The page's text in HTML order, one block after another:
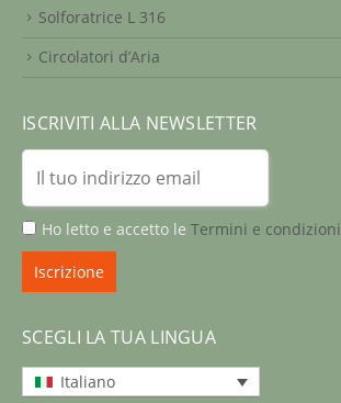
Solforatrice L 316
Circolatori d’Aria
ISCRIVITI ALLA NEWSLETTER
Ho letto e accetto le Termini e condizioni
SCEGLI LA TUA LINGUA
Italiano